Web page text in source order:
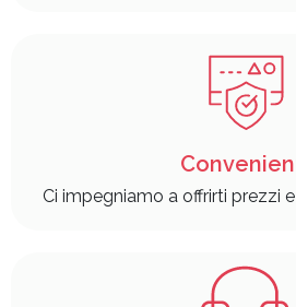
Ci impegniamo a offrirti prezzi